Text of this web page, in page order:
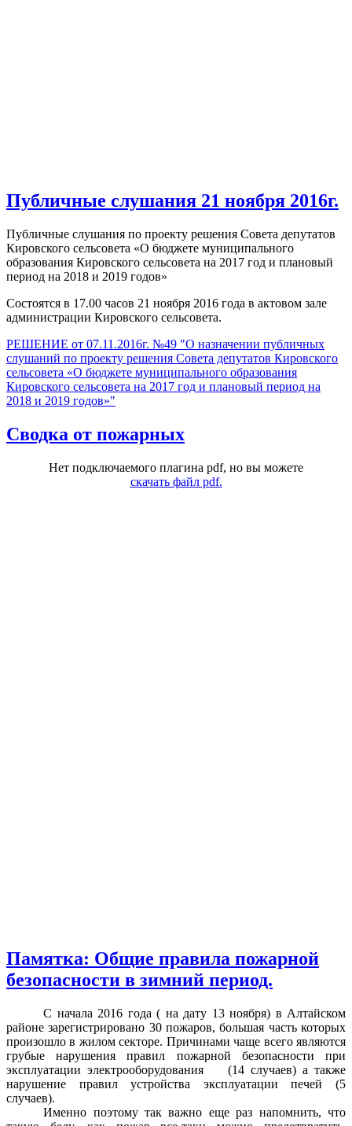
Публичные слушания 21 ноября 2016г.
Публичные слушания по проекту решения Совета депутатов
Кировского сельсовета «О бюджете муниципального
образования Кировского сельсовета на 2017 год и плановый
период на 2018 и 2019 годов»
Состоятся в 17.00 часов 21 ноября 2016 года в актовом зале
администрации Кировского сельсовета.
РЕШЕНИЕ от 07.11.2016г. №49 "О назначении публичных
слушаний по проекту решения Совета депутатов Кировского
сельсовета «О бюджете муниципального образования
Кировского сельсовета на 2017 год и плановый период на
2018 и 2019 годов»"
Сводка от пожарных
Нет подключаемого плагина pdf, но вы можете
скачать файл pdf.
Памятка: Общие правила пожарной
безопасности в зимний период.
С начала 2016 года ( на дату 13 ноября) в Алтайском
районе зарегистрировано 30 пожаров, большая часть которых
произошло в жилом секторе. Причинами чаще всего являются
грубые нарушения правил пожарной безопасности при
эксплуатации электрооборудования (14 случаев) а также
нарушение правил устройства эксплуатации печей (5
случаев).
Именно поэтому так важно еще раз напомнить, что